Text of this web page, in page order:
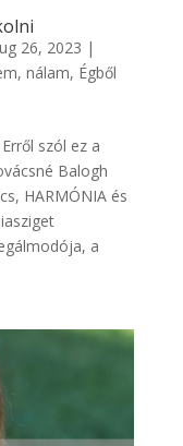
26, 2023 |
nálam, Égből
szól ez a
Balogh
HARMÓNIA és
a